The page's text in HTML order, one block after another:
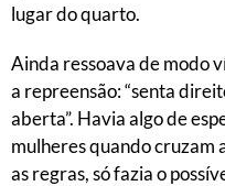
lugar do quarto.
Ainda ressoava de modo
a repreensão: “senta
aberta”. Havia algo de
mulheres quando cruzam
as regras, só fazia o